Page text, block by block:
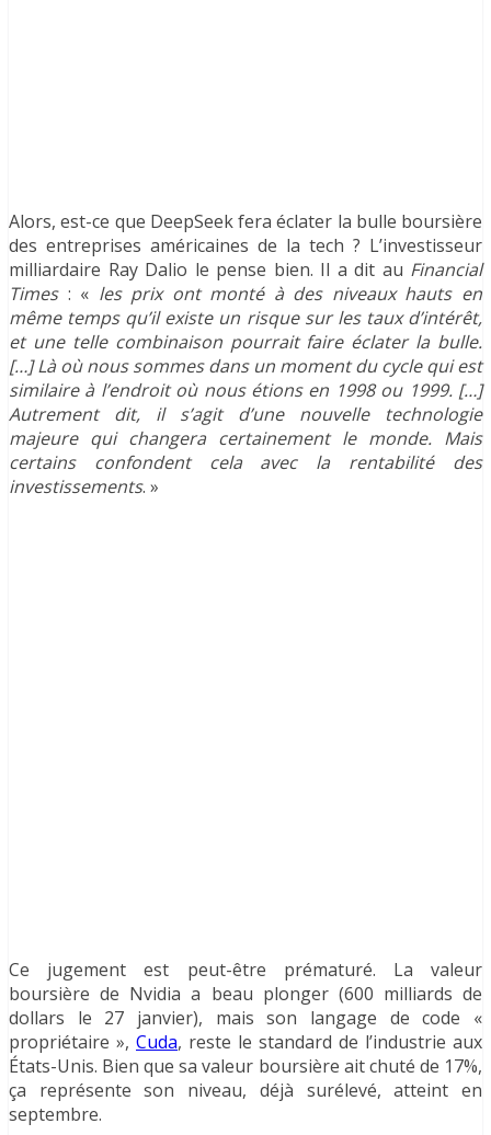
Alors, est-ce que DeepSeek fera éclater la bulle boursière
des entreprises américaines de la tech ? L’investisseur
milliardaire Ray Dalio le pense bien. Il a dit au Financial
Times: « les prix ont monté à des niveaux hauts en
même temps qu’il existe un risque sur les taux d’intérêt,
et une telle combinaison pourrait faire éclater la bulle.
[…] Là où nous sommes dans un moment du cycle qui est
similaire à l’endroit où nous étions en 1998 ou 1999. […]
Autrement dit, il s’agit d’une nouvelle technologie
majeure qui changera certainement le monde. Mais
certains confondent cela avec la rentabilité des
investissements. »
Ce jugement est peut-être prématuré. La valeur
boursière de Nvidia a beau plonger (600 milliards de
dollars le 27 janvier), mais son langage de code «
propriétaire », Cuda, reste le standard de l’industrie aux
États-Unis. Bien que sa valeur boursière ait chuté de 17%,
ça représente son niveau, déjà surélevé, atteint en
septembre.